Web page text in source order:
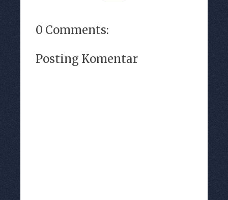
0 Comments:
Posting Komentar